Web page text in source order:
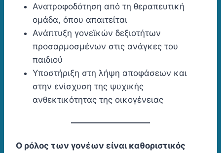
Ανατροφοδότηση από τη θεραπευτική
ομάδα, όπου απαιτείται
Ανάπτυξη γονεϊκών δεξιοτήτων
προσαρμοσμένων στις ανάγκες του
παιδιού
Υποστήριξη στη λήψη αποφάσεων και
στην ενίσχυση της ψυχικής
ανθεκτικότητας της οικογένειας
Ο ρόλος των γονέων είναι καθοριστικός